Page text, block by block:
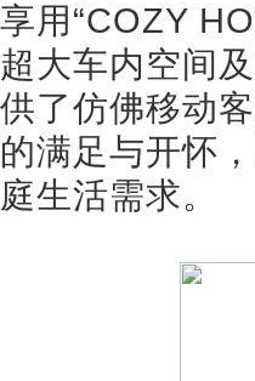
享用“COZY
超大车内空间
供了仿佛移动
的满足与开怀
庭生活需求。